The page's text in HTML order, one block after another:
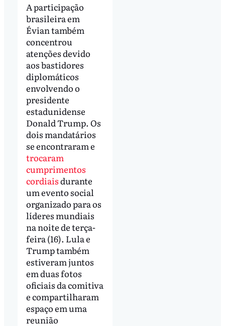
A participação
brasileira em
Évian também
concentrou
atenções devido
aos bastidores
diplomáticos
envolvendo o
presidente
estadunidense
Donald Trump. Os
dois mandatários
se encontraram e
trocaram
cumprimentos
cordiaisdurante
um evento social
organizado para os
líderes mundiais
na noite de terça-
feira (16). Lula e
Trump também
estiveram juntos
em duas fotos
oficiais da comitiva
e compartilharam
espaço em uma
reunião